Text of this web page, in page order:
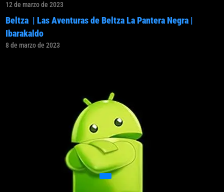
12 de marzo de 2023
Beltza | Las Aventuras de Beltza La Pantera Negra |
Ibarakaldo
8 de marzo de 2023